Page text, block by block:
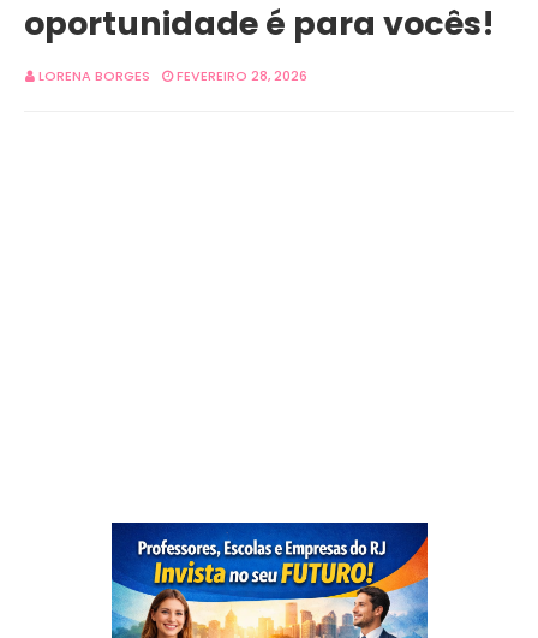
oportunidade é para vocês!
LORENA BORGES FEVEREIRO 28, 2026